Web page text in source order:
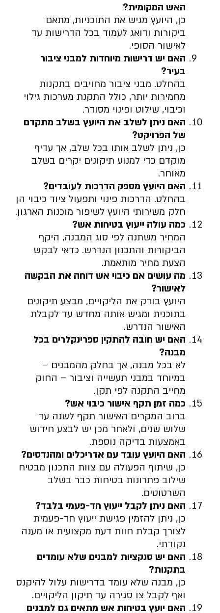
האש המקומית?
כן, היועץ מגיש את התוכניות, מתאם
ביקורות ודואג לעמוד בכל הדרישות עד
לאישור הסופי.
האם יש דרישות מיוחדות למבני ציבור
בעיר?
בהחלט. מבני ציבור מחויבים בתקנות
מחמירות יותר, כולל התקנת מערכות גילוי
וכיבוי, שילוט ופינוי מסודר.
האם ניתן לשלב את היועץ בשלב מתקדם
של הפרויקט?
כן, ניתן לשלב אותו בכל שלב, אך עדיף
מוקדם כדי למנוע תיקונים יקרים בשלב
מאוחר.
האם היועץ מספק הדרכות לעובדים?
בהחלט. הדרכות פינוי ותפעול ציוד כיבוי הן
חלק משירותי היועץ לשיפור מוכנות הארגון.
כמה עולה ייעוץ בטיחות אש?
המחיר משתנה לפי סוג המבנה, היקף
הביקורות והתכנון הנדרש. כדאי לבקש
הצעת מחיר מותאמת.
מה עושים אם כיבוי אש דוחה את הבקשה
לאישור?
היועץ בודק את הליקויים, מבצע תיקונים
בתוכנית ומגיש אותה מחדש עד לקבלת
האישור הנדרש.
האם יש חובה להתקין ספרינקלרים בכל
מבנה?
לא בכל מבנה, אך בחלק מהמבנים –
במיוחד במבני תעשייה וציבור – החוק
מחייב התקנה לפי תקן.
כמה זמן תקף אישור כיבוי אש?
ברוב המקרים האישור תקף לשנה עד
שלוש שנים, ולאחר מכן יש לבצע חידוש
באמצעות בדיקה נוספת.
האם היועץ עובד עם אדריכלים ומהנדסים?
כן, שיתוף הפעולה עם צוות התכנון מבטיח
שילוב פתרונות בטיחות כבר בשלב
השרטוטים.
האם ניתן לקבל ייעוץ חד-פעמי בלבד?
כן, ניתן להזמין פגישת ייעוץ חד-פעמית
לצורך קבלת חוות דעת מקצועית או מענה
נקודתי.
האם יש סנקציות למבנים שלא עומדים
בתקנות?
כן, מבנה שלא עומד בדרישות עלול להיקנס
ואף לקבל צו סגירה עד תיקון הליקויים.
האם יועץ בטיחות אש מתאים גם למבנים